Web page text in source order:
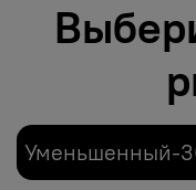
Уменьшенный-